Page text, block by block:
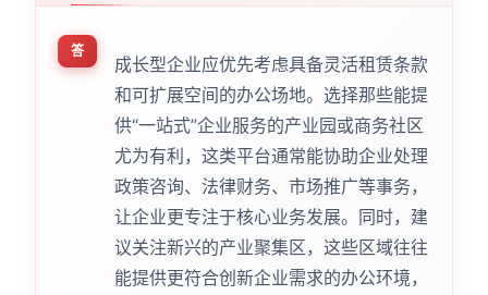
答
成长型企业应优先考虑具备灵活租赁条款
和可扩展空间的办公场地。选择那些能提
供“一站式”企业服务的产业园或商务社区
尤为有利，这类平台通常能协助企业处理
政策咨询、法律财务、市场推广等事务，
让企业更专注于核心业务发展。同时，建
议关注新兴的产业聚集区，这些区域往往
能提供更符合创新企业需求的办公环境，